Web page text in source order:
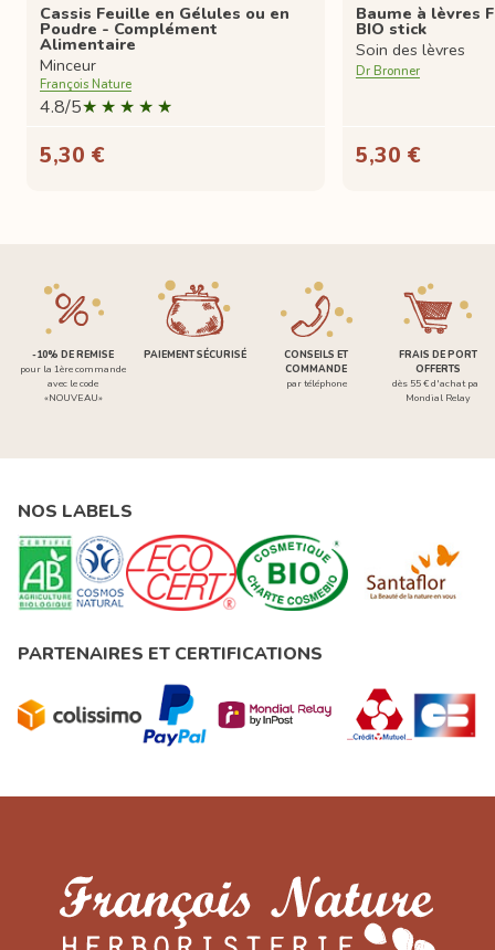
Cassis Feuille en Gélules ou en
Poudre - Complément
Alimentaire
Minceur
François Nature
4.8/5
5,30 €
Baume à lèvres
BIO stick
Soin des lèvres
Dr Bronner
5,30 €
-10% DE REMISE
pour la 1ère commande
avec le code
«NOUVEAU»
PAIEMENT SÉCURISÉ
CONSEILS ET
COMMANDE
par téléphone
FRAIS DE PORT
OFFERTS
dès 55 € d'achat par
Mondial Relay
NOS LABELS
PARTENAIRES ET CERTIFICATIONS